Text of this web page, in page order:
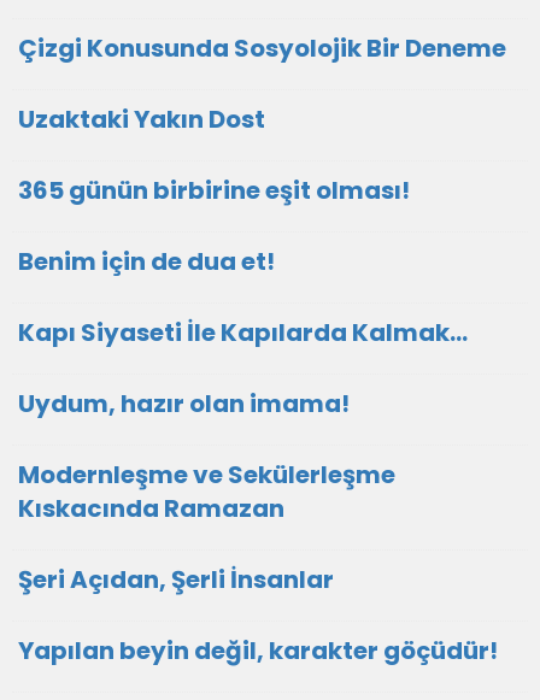
Çizgi Konusunda Sosyolojik Bir Deneme
Uzaktaki Yakın Dost
365 günün birbirine eşit olması!
Benim için de dua et!
Kapı Siyaseti İle Kapılarda Kalmak…
Uydum, hazır olan imama!
Modernleşme ve Sekülerleşme
Kıskacında Ramazan
Şeri Açıdan, Şerli İnsanlar
Yapılan beyin değil, karakter göçüdür!